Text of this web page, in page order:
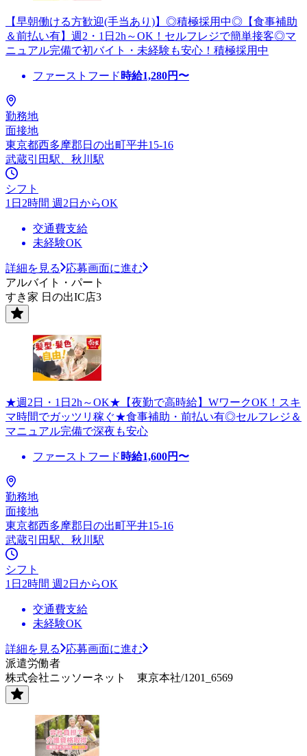
【早朝働ける方歓迎(手当あり)】◎積極採用中◎【食事補助
＆前払い有】週2・1日2h～OK！セルフレジで簡単接客◎マ
ニュアル完備で初バイト・未経験も安心！積極採用中
ファーストフード 時給1,280円〜
勤務地
面接地
東京都西多摩郡日の出町平井15-16
武蔵引田駅、秋川駅
シフト
1日2時間 週2日からOK
交通費支給
未経験OK
詳細を見る
応募画面に進む
アルバイト・パート
すき家 日の出IC店3
★週2日・1日2h～OK★【夜勤で高時給】WワークOK！スキ
マ時間でガッツリ稼ぐ★食事補助・前払い有◎セルフレジ＆
マニュアル完備で深夜も安心
ファーストフード 時給1,600円〜
勤務地
面接地
東京都西多摩郡日の出町平井15-16
武蔵引田駅、秋川駅
シフト
1日2時間 週2日からOK
交通費支給
未経験OK
詳細を見る
応募画面に進む
派遣労働者
株式会社ニッソーネット 東京本社/1201_6569